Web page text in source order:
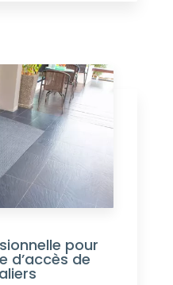
pour
d’accès de